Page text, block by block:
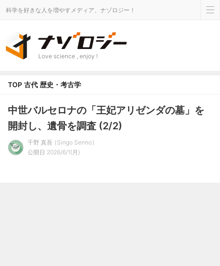
科学を好きな人を増やすメディア、ナゾロジー！
Love science , enjoy !
TOP 古代 歴史・考古学
中世バルセロナの「王妃アリゼンダの墓」を
開封し、遺骨を調査 (2/2)
千野 真吾
Singo Senno
公開日 2026/6/1(月)